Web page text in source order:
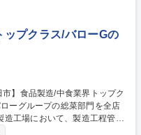
ップクラス/バローGの
工場において、製造工程管理
■製造業務 ■